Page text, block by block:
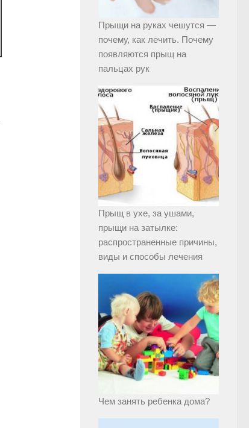
Прыщи на руках чешутся —
почему, как лечить. Почему
появляются прыщ на
пальцах рук
Прыщ в ухе, за ушами,
прыщи на затылке:
распространенные причины,
виды и способы лечения
Чем занять ребенка дома?